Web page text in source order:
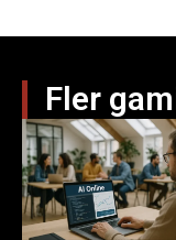
Fler